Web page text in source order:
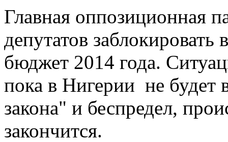
Главная оппозиционная
депутатов
бюджет 2014 года.
пока в Нигерии не будет
закона" и беспредел,
закончится.